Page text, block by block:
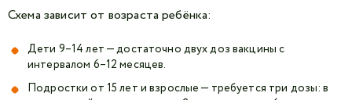
Схема зависит от возраста ребёнка:
Дети 9–14 лет — достаточно двух доз вакцины с
интервалом 6–12 месяцев.
Подростки от 15 лет и взрослые — требуется три дозы: в